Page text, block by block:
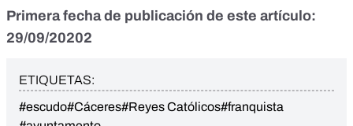
Primera fecha de publicación de este artículo:
29/09/20202
ETIQUETAS:
#escudo#Cáceres#Reyes Católicos#franquista